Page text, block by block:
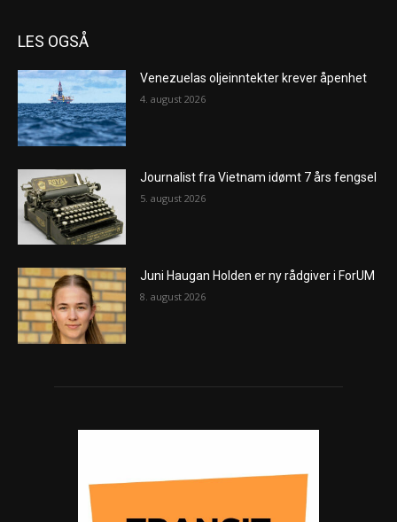
LES OGSÅ
Venezuelas oljeinntekter krever åpenhet
4. august 2026
Journalist fra Vietnam idømt 7 års fengsel
5. august 2026
Juni Haugan Holden er ny rådgiver i ForUM
8. august 2026